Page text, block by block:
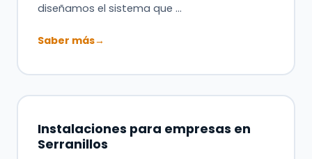
diseñamos el sistema que …
Saber más→
Instalaciones para empresas en
Serranillos